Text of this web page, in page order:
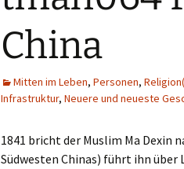
Sprache und Literatur
China
Mitten im Leben, Personen,
Infrastruktur, Neuere und neueste
1841 bricht der Muslim Ma Dexin
Südwesten Chinas) führt ihn über